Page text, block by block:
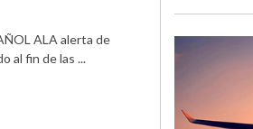
ALA alerta de
al fin de las ...